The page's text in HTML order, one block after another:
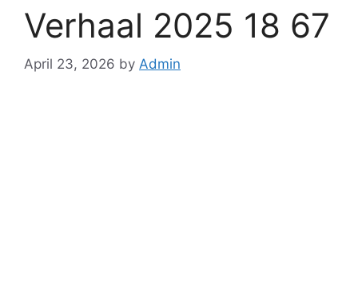
Verhaal 2025 18 67
April 23, 2026 by Admin